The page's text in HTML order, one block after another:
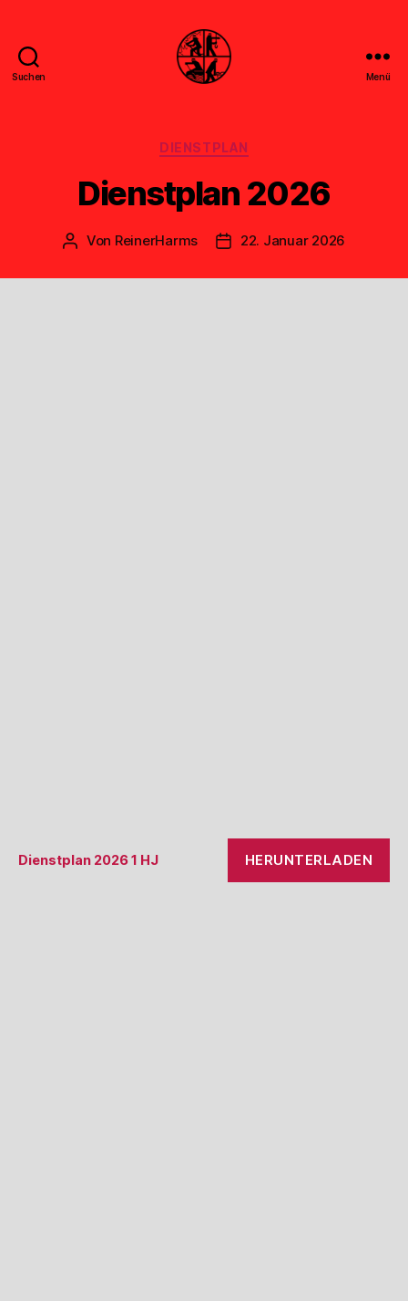
Suchen Menü
Kategorien
DIENSTPLAN
Dienstplan 2026
Beitragsautor
Von ReinerHarms Veröffentlichungsdatum
22. Januar 2026
Dienstplan 2026 1 HJ HERUNTERLADEN